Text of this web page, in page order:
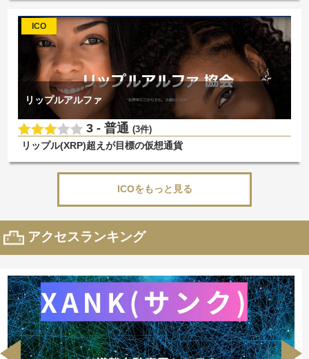
ICO
リップルアルファ
3 - 普通 (3件)
リップル(XRP)超えが目標の仮想通貨
ICOをもっと見る
アクセスランキング